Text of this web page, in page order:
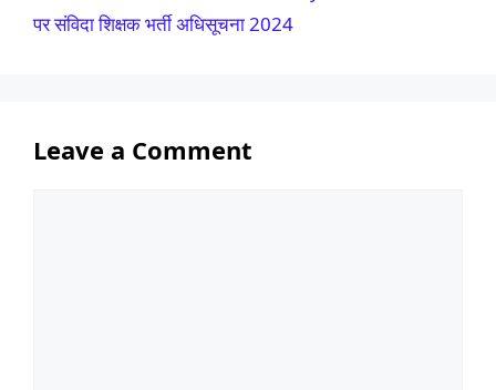
पर संविदा शिक्षक भर्ती अधिसूचना 2024
Leave a Comment